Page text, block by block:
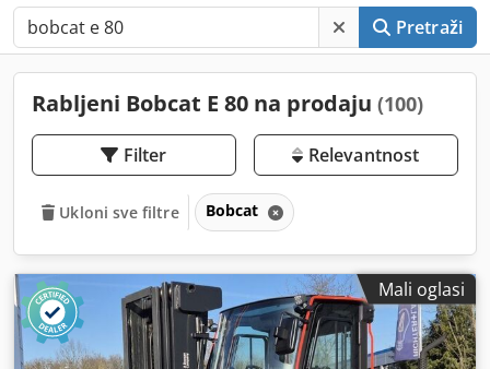
Pretraži
Rabljeni Bobcat E 80 na prodaju (100)
Filter Relevantnost
Ukloni sve filtre Bobcat
Mali oglasi